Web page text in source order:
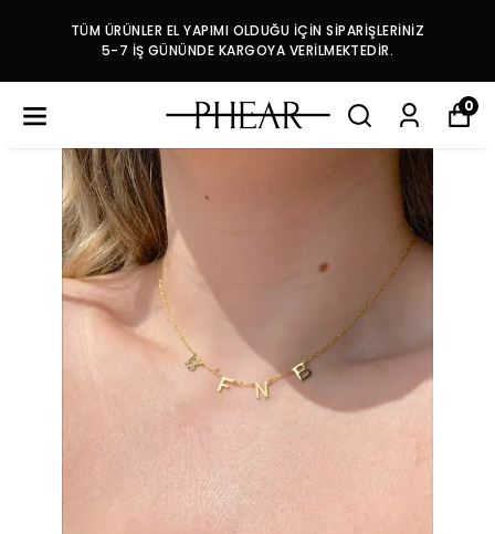
TÜM ÜRÜNLER EL YAPIMI OLDUĞU İÇİN SİPARİŞLERİNİZ
5-7 İŞ GÜNÜNDE KARGOYA VERİLMEKTEDİR.
0